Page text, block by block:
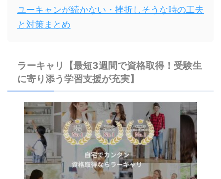
ユーキャンが続かない・挫折しそうな時の工夫
と対策まとめ
ラーキャリ【最短3週間で資格取得！受験生
に寄り添う学習支援が充実】